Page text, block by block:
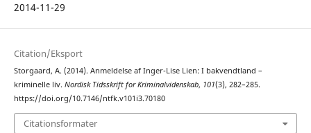
2014-11-29
Citation/Eksport
Storgaard, A. (2014). Anmeldelse af Inger-Lise Lien: I bakvendtland –
kriminelle liv. Nordisk Tidsskrift for Kriminalvidenskab, 101(3), 282–285.
https://doi.org/10.7146/ntfk.v101i3.70180
Citationsformater